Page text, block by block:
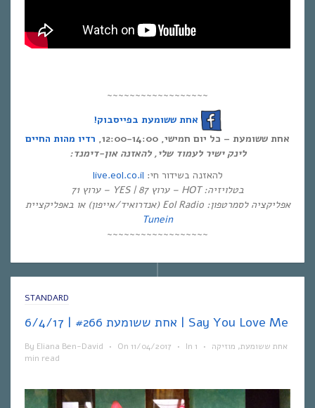
~~~~~~~~~~~~~~~~~~
אחת ששומעת בפייסבוק!
אחת ששומעת – כל יום חמישי, 12:00-14:00,
רדיו מהות החיים
לינק ישיר לעמוד שלי, להאזנה און-דימנד:
להאזנה בשידור חי: live.eol.co.il
בטלויזיה: HOT – ערוץ 87 | YES – ערוץ 71
אפליקציה לסמרטפון: Eol Radio (אנדרואיד/אייפון) או באפליקציית
Tunein
~~~~~~~~~~~~~~~~~~
STANDARD
אחת ששומעת #266 | 6/4/17 | Say You Love Me
By Eliana Ben-David • On 11/04/2017 • In אחת ששומעת, מוזיקה •
1
min read